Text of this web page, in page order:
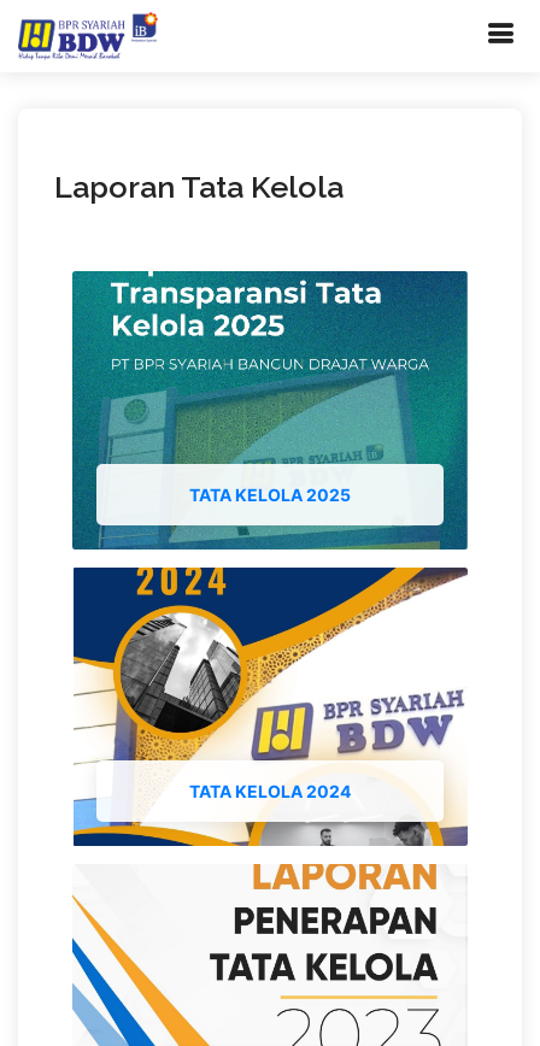
Laporan Tata Kelola
TATA KELOLA 2025
TATA KELOLA 2024